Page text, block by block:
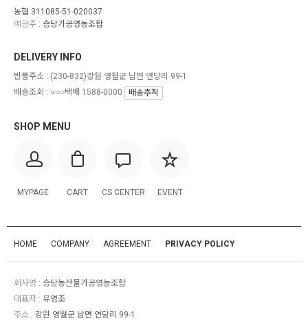
농협 311085-51-020037
예금주 : 승당가공영농조합
SHOP MENU
MYPAGE CART CS CENTER EVENT
DELIVERY INFO
반품주소 : (230-832)강원 영월군 남면 연당리 99-1
배송조회 : ○○○택배 1588-0000
배송추적
HOME COMPANY AGREEMENT PRIVACY POLICY
회사명 : 승당농산물가공영농조합
대표자 : 유영조
주소 : 강원 영월군 남면 연당리 99-1